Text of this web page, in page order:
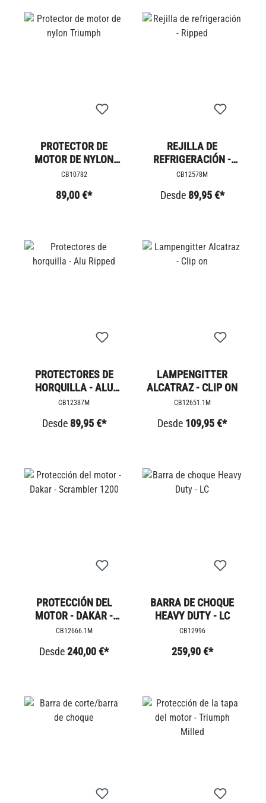
PROTECTOR DE
MOTOR DE NYLON
TRIUMPH
CB10782
89,00 €*
REJILLA DE
REFRIGERACIÓN -
RIPPED
CB12578M
Desde 89,95 €*
PROTECTORES DE
HORQUILLA - ALU
RIPPED
CB12387M
Desde 89,95 €*
LAMPENGITTER
ALCATRAZ - CLIP ON
CB12651.1M
Desde 109,95 €*
PROTECCIÓN DEL
MOTOR - DAKAR -
SCRAMBLER 1200
CB12666.1M
Desde240,00 €*
BARRA DE CHOQUE
HEAVY DUTY - LC
CB12996
259,90 €*